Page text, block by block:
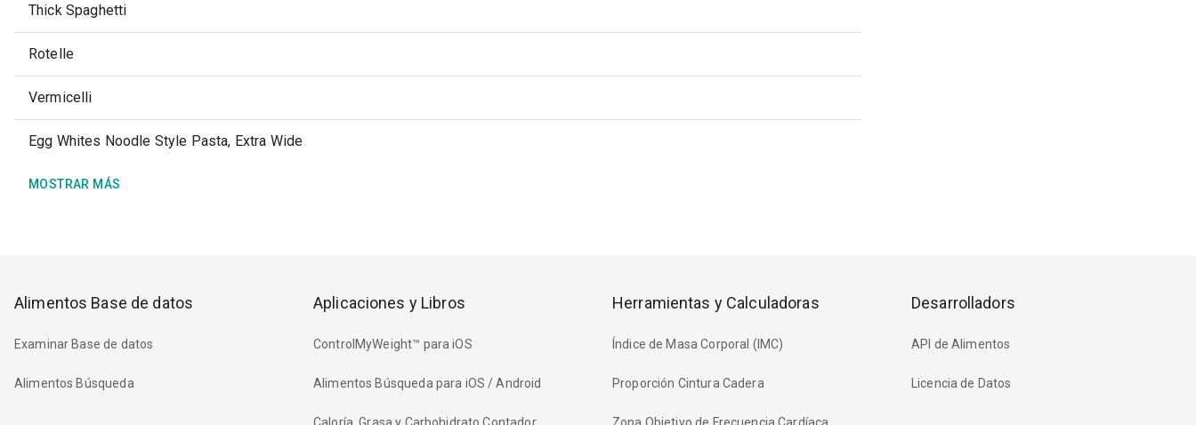
Thick Spaghetti
Rotelle
Vermicelli
Egg Whites Noodle Style Pasta, Extra Wide
MOSTRAR MÁS
Alimentos Base de datos
Examinar Base de datos
Alimentos Búsqueda
Aplicaciones y Libros
ControlMyWeight™ para iOS
Alimentos Búsqueda para iOS / Android
Herramientas y Calculadoras
Índice de Masa Corporal (IMC)
Proporción Cintura Cadera
Desarrolladors
API de Alimentos
Licencia de Datos